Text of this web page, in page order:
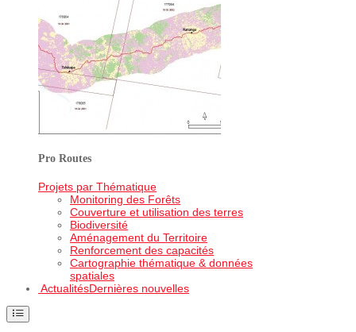
Pro Routes
Projets par Thématique
Monitoring des Forêts
Couverture et utilisation des terres
Biodiversité
Aménagement du Territoire
Renforcement des capacités
Cartographie thématique & données
spatiales
ActualitésDernières nouvelles